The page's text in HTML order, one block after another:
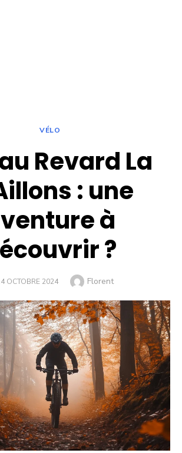
VÉLO
Revard La
: une
à
?
OCTOBRE 2024 Author
Florent